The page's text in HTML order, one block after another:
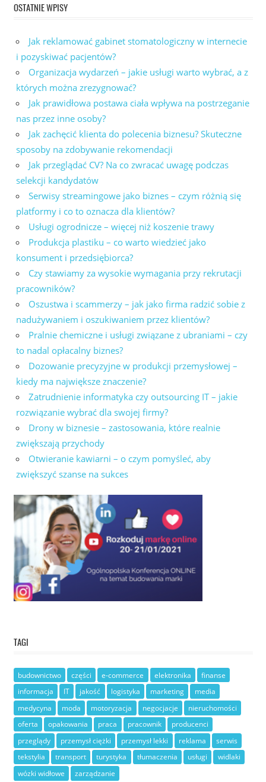
OSTATNIE WPISY
Jak reklamować gabinet stomatologiczny w internecie
i pozyskiwać pacjentów?
Organizacja wydarzeń – jakie usługi warto wybrać, a z
których można zrezygnować?
Jak prawidłowa postawa ciała wpływa na postrzeganie
nas przez inne osoby?
Jak zachęcić klienta do polecenia biznesu? Skuteczne
sposoby na zdobywanie rekomendacji
Jak przeglądać CV? Na co zwracać uwagę podczas
selekcji kandydatów
Serwisy streamingowe jako biznes – czym różnią się
platformy i co to oznacza dla klientów?
Usługi ogrodnicze – więcej niż koszenie trawy
Produkcja plastiku – co warto wiedzieć jako
konsument i przedsiębiorca?
Czy stawiamy za wysokie wymagania przy rekrutacji
pracowników?
Oszustwa i scammerzy – jak jako firma radzić sobie z
nadużywaniem i oszukiwaniem przez klientów?
Pralnie chemiczne i usługi związane z ubraniami – czy
to nadal opłacalny biznes?
Dozowanie precyzyjne w produkcji przemysłowej –
kiedy ma największe znaczenie?
Zatrudnienie informatyka czy outsourcing IT – jakie
rozwiązanie wybrać dla swojej firmy?
Drony w biznesie – zastosowania, które realnie
zwiększają przychody
Otwieranie kawiarni – o czym pomyśleć, aby
zwiększyć szanse na sukces
TAGI
budownictwo części e-commerce elektronika
finanse
informacja
IT jakość logistyka marketing
media
medycyna
moda motoryzacja negocjacje
nieruchomości
oferta
opakowania praca pracownik
producenci
przeglądy
przemysł ciężki przemysł lekki reklama
serwis
tekstylia
transport turystyka tłumaczenia usługi
widlaki
wózki widłowe
zarządzanie